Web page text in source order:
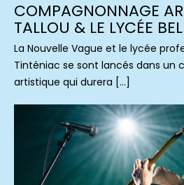
COMPAGNONNAGE
TALLOU & LE LYCÉE
La Nouvelle Vague et le lycée
Tinténiac se sont lancés dans un
artistique qui durera […]